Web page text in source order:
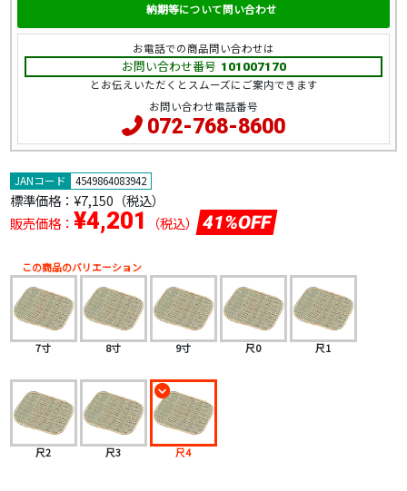
JANコード 4549864083942
標準価格： ¥7,150（税込）
販売価格： ¥4,201 （税込） 41%OFF
この商品のバリエーション
7寸 8寸 9寸 尺0 尺1
尺2 尺3 尺4
納期等について問い合わせ
お電話での商品問い合わせは
お問い合わせ番号 101007170
とお伝えいただくとスムーズにご案内できます
お問い合わせ電話番号
072-768-8600